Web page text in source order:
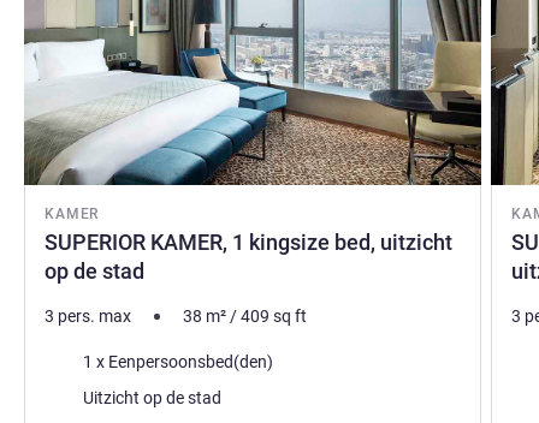
KAMER
SUPERIOR KAMER, 1 kingsize bed, uitzicht
op de stad
3 pers. max 38 m²/409 sq ft
Beddengoed
1 x Eenpersoonsbed(den)
Uitzicht:Uitzicht op de stad
3